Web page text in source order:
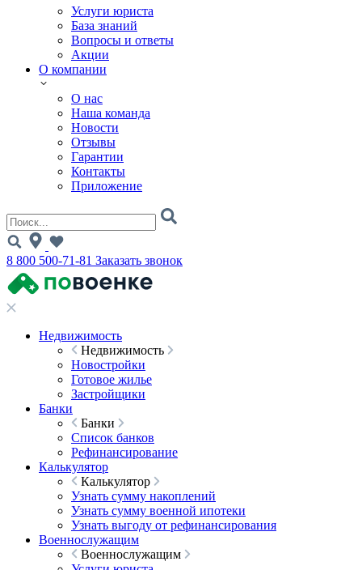
Услуги юриста
База знаний
Вопросы и ответы
Акции
О компании
О нас
Наша команда
Новости
Отзывы
Гарантии
Контакты
Приложение
8 800 500-71-81 Заказать звонок
Недвижимость
Недвижимость
Новостройки
Готовое жилье
Застройщики
Банки
Банки
Список банков
Рефинансирование
Калькулятор
Калькулятор
Узнать сумму накоплений
Узнать сумму военной ипотеки
Узнать выгоду от рефинансирования
Военнослужащим
Военнослужащим